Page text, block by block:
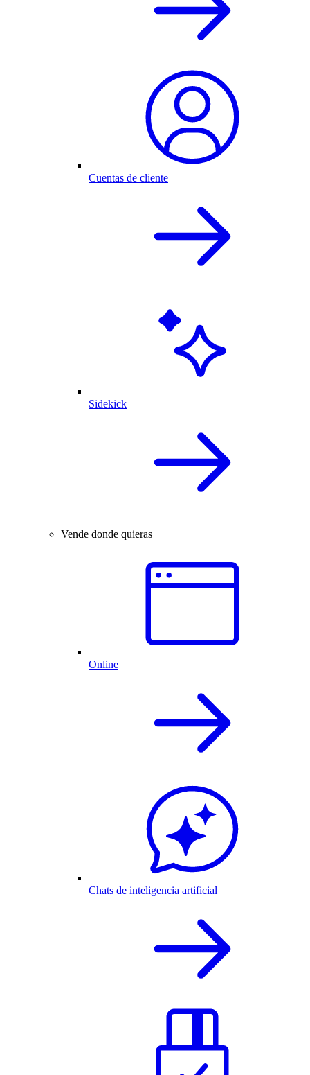
Cuentas de cliente
Sidekick
Vende donde quieras
Online
Chats de inteligencia artificial